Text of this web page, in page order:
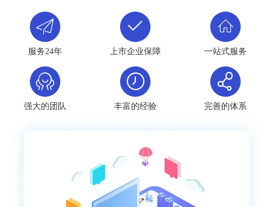
服务24年 上市企业保障 一站式服务
强大的团队 丰富的经验 完善的体系